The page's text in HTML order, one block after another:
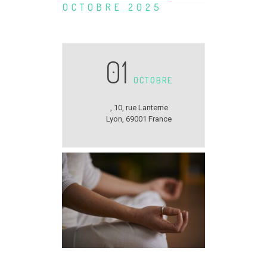
OCTOBRE 2025
01 OCTOBRE
, 10, rue Lanterne
Lyon, 69001 France